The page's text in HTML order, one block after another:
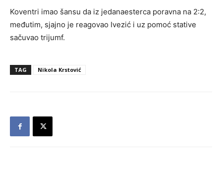
Koventri imao šansu da iz jedanaesterca poravna na 2:2,
međutim, sjajno je reagovao Ivezić i uz pomoć stative
sačuvao trijumf.
TAG Nikola Krstović